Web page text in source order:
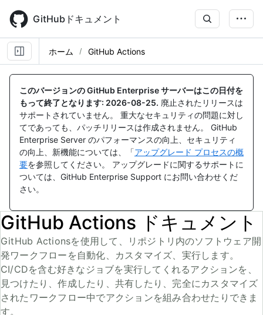
main
content
GitHubドキュメント
ホーム GitHub Actions
このバージョンの GitHub Enterprise サーバーはこの日付を
もって終了となります: 2026-08-25. 廃止されたリリースは
サポートされていません。 重大なセキュリティの問題に対し
てであっても、パッチリリースは作成されません。 GitHub
Enterprise Server のパフォーマンスの向上、セキュリティ
の向上、新機能については、「アップグレード プロセスの概
要を参照してください。 アップグレードに関するサポートに
ついては、GitHub Enterprise Support にお問い合わせくだ
さい。
GitHub Actions ドキュメント
GitHub Actionsを使用して、リポジトリ内のソフトウェア開
発ワークフローを自動化、カスタマイズ、実行します。
CI/CDを含む好きなジョブを実行してくれるアクションを、
見つけたり、作成したり、共有したり、完全にカスタマイズ
されたワークフロー中でアクションを組み合わせたりできま
す。